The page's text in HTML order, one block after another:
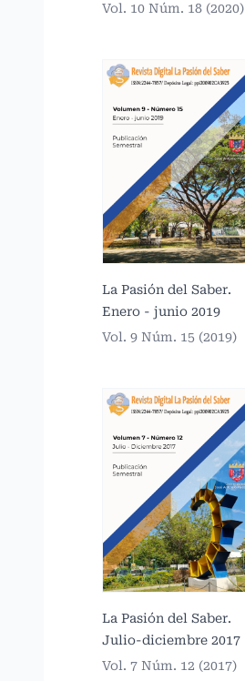
Vol. 10 Núm. 18 (2020)
La Pasión del Saber.
Enero - junio 2019
Vol. 9 Núm. 15 (2019)
La Pasión del Saber.
Julio-diciembre 2017
Vol. 7 Núm. 12 (2017)